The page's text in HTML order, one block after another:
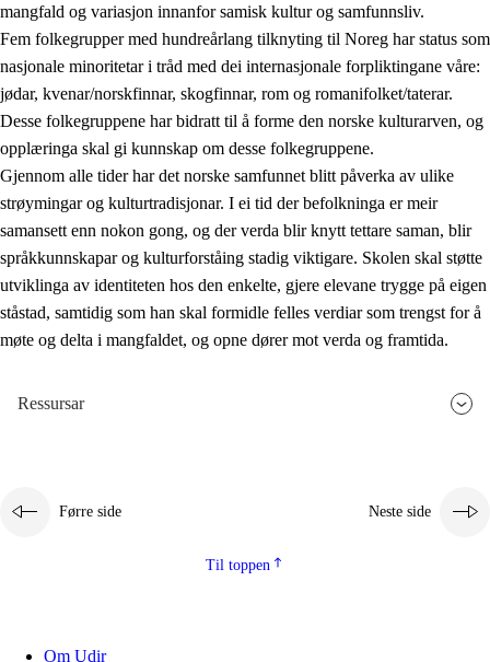
mangfald og variasjon innanfor samisk kultur og samfunnsliv.
Fem folkegrupper med hundreårlang tilknyting til Noreg har status som
nasjonale minoritetar i tråd med dei internasjonale forpliktingane våre:
jødar, kvenar/norskfinnar, skogfinnar, rom og romanifolket/taterar.
Desse folkegruppene har bidratt til å forme den norske kulturarven, og
opplæringa skal gi kunnskap om desse folkegruppene.
Gjennom alle tider har det norske samfunnet blitt påverka av ulike
strøymingar og kulturtradisjonar. I ei tid der befolkninga er meir
samansett enn nokon gong, og der verda blir knytt tettare saman, blir
språkkunnskapar og kulturforståing stadig viktigare. Skolen skal støtte
utviklinga av identiteten hos den enkelte, gjere elevane trygge på eigen
ståstad, samtidig som han skal formidle felles verdiar som trengst for å
møte og delta i mangfaldet, og opne dører mot verda og framtida.
Ressursar
Førre side Neste side
Til toppen
Om Udir